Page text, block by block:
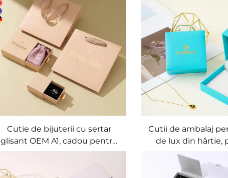
Cutie de bijuterii cu sertar
glisant OEM A1, cadou pentru
ambalarea bijuteriilor, cutie de
Cutii de ambalaj
de lux din hârtie,
mici, pentru
brățări și